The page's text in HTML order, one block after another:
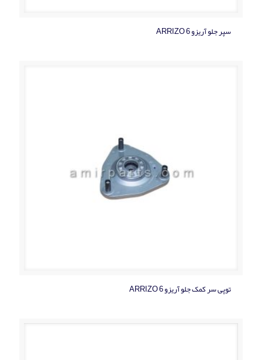
سپر جلو آریزو ARRIZO 6
توپی سر کمک جلو آریزو ARRIZO 6